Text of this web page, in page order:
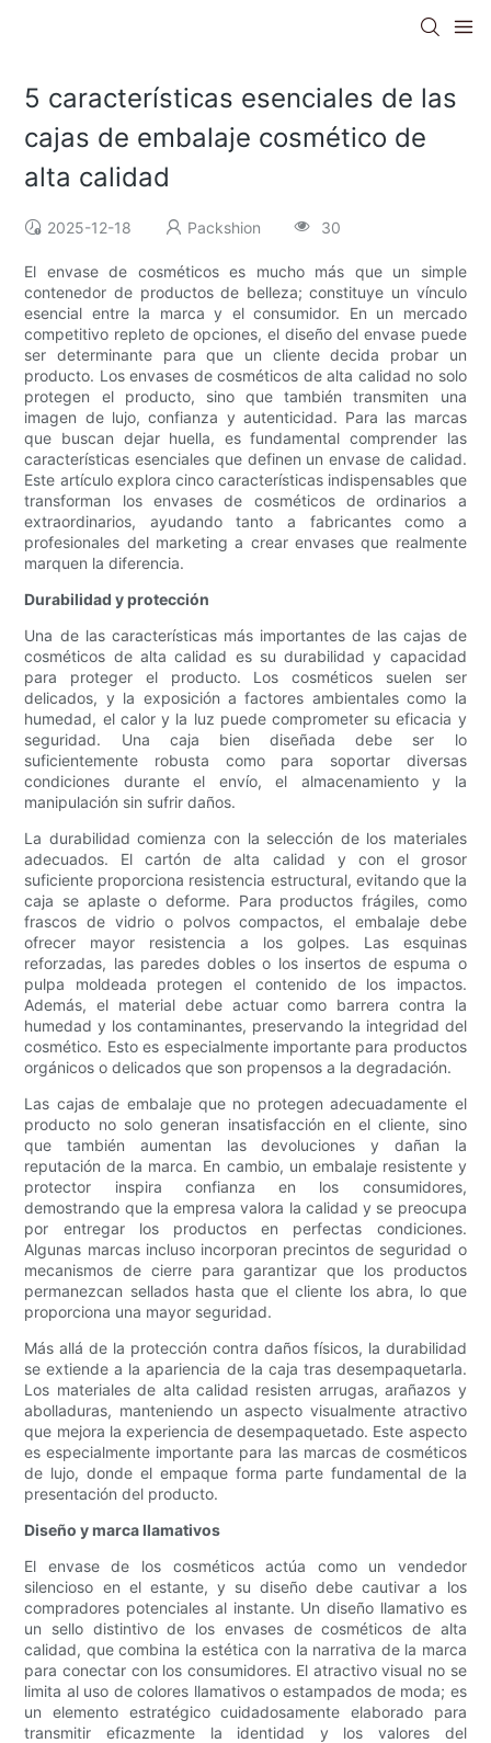
5 características esenciales de las
cajas de embalaje cosmético de
alta calidad
2025-12-18 Packshion 30
El envase de cosméticos es mucho más que un simple
contenedor de productos de belleza; constituye un vínculo
esencial entre la marca y el consumidor. En un mercado
competitivo repleto de opciones, el diseño del envase puede
ser determinante para que un cliente decida probar un
producto. Los envases de cosméticos de alta calidad no solo
protegen el producto, sino que también transmiten una
imagen de lujo, confianza y autenticidad. Para las marcas
que buscan dejar huella, es fundamental comprender las
características esenciales que definen un envase de calidad.
Este artículo explora cinco características indispensables que
transforman los envases de cosméticos de ordinarios a
extraordinarios, ayudando tanto a fabricantes como a
profesionales del marketing a crear envases que realmente
marquen la diferencia.
Durabilidad y protección
Una de las características más importantes de las cajas de
cosméticos de alta calidad es su durabilidad y capacidad
para proteger el producto. Los cosméticos suelen ser
delicados, y la exposición a factores ambientales como la
humedad, el calor y la luz puede comprometer su eficacia y
seguridad. Una caja bien diseñada debe ser lo
suficientemente robusta como para soportar diversas
condiciones durante el envío, el almacenamiento y la
manipulación sin sufrir daños.
La durabilidad comienza con la selección de los materiales
adecuados. El cartón de alta calidad y con el grosor
suficiente proporciona resistencia estructural, evitando que la
caja se aplaste o deforme. Para productos frágiles, como
frascos de vidrio o polvos compactos, el embalaje debe
ofrecer mayor resistencia a los golpes. Las esquinas
reforzadas, las paredes dobles o los insertos de espuma o
pulpa moldeada protegen el contenido de los impactos.
Además, el material debe actuar como barrera contra la
humedad y los contaminantes, preservando la integridad del
cosmético. Esto es especialmente importante para productos
orgánicos o delicados que son propensos a la degradación.
Las cajas de embalaje que no protegen adecuadamente el
producto no solo generan insatisfacción en el cliente, sino
que también aumentan las devoluciones y dañan la
reputación de la marca. En cambio, un embalaje resistente y
protector inspira confianza en los consumidores,
demostrando que la empresa valora la calidad y se preocupa
por entregar los productos en perfectas condiciones.
Algunas marcas incluso incorporan precintos de seguridad o
mecanismos de cierre para garantizar que los productos
permanezcan sellados hasta que el cliente los abra, lo que
proporciona una mayor seguridad.
Más allá de la protección contra daños físicos, la durabilidad
se extiende a la apariencia de la caja tras desempaquetarla.
Los materiales de alta calidad resisten arrugas, arañazos y
abolladuras, manteniendo un aspecto visualmente atractivo
que mejora la experiencia de desempaquetado. Este aspecto
es especialmente importante para las marcas de cosméticos
de lujo, donde el empaque forma parte fundamental de la
presentación del producto.
Diseño y marca llamativos
El envase de los cosméticos actúa como un vendedor
silencioso en el estante, y su diseño debe cautivar a los
compradores potenciales al instante. Un diseño llamativo es
un sello distintivo de los envases de cosméticos de alta
calidad, que combina la estética con la narrativa de la marca
para conectar con los consumidores. El atractivo visual no se
limita al uso de colores llamativos o estampados de moda; es
un elemento estratégico cuidadosamente elaborado para
transmitir eficazmente la identidad y los valores del